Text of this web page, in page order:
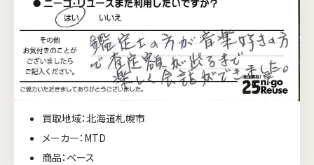
買取地域：北海道札幌市
メーカー：MTD
商品：ベース